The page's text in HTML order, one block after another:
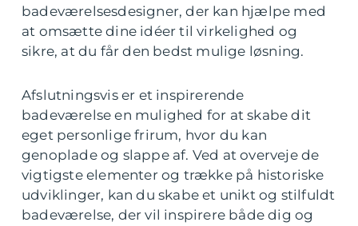
badeværelsesdesigner, der kan hjælpe med
at omsætte dine idéer til virkelighed og
sikre, at du får den bedst mulige løsning.
Afslutningsvis er et inspirerende
badeværelse en mulighed for at skabe dit
eget personlige frirum, hvor du kan
genoplade og slappe af. Ved at overveje de
vigtigste elementer og trække på historiske
udviklinger, kan du skabe et unikt og stilfuldt
badeværelse, der vil inspirere både dig og